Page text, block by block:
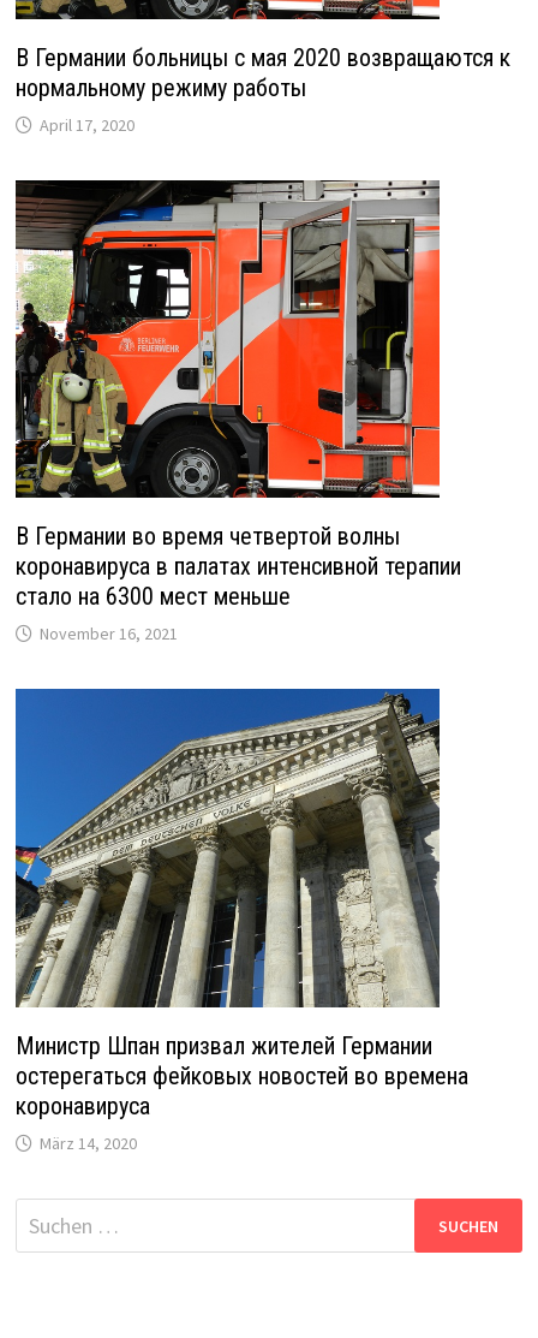
В Германии больницы с мая 2020 возвращаются к
нормальному режиму работы
April 17, 2020
В Германии во время четвертой волны
коронавируса в палатах интенсивной терапии
стало на 6300 мест меньше
November 16, 2021
Министр Шпан призвал жителей Германии
остерегаться фейковых новостей во времена
коронавируса
März 14, 2020
Suche
nach: